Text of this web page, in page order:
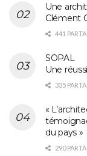
Une
Clément
441
SOPAL
Une
335
«
du pays »
290